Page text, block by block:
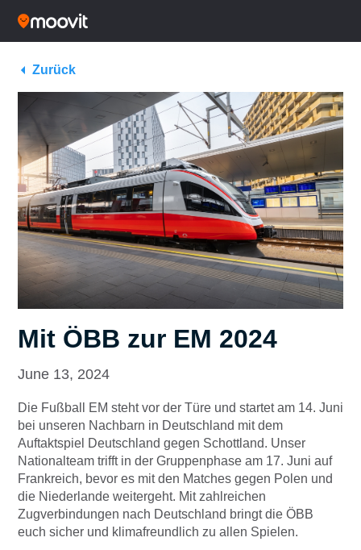
Zurück
Mit ÖBB zur EM 2024
June 13, 2024
Die Fußball EM steht vor der Türe und startet am 14. Juni
bei unseren Nachbarn in Deutschland mit dem
Auftaktspiel Deutschland gegen Schottland. Unser
Nationalteam trifft in der Gruppenphase am 17. Juni auf
Frankreich, bevor es mit den Matches gegen Polen und
die Niederlande weitergeht. Mit zahlreichen
Zugverbindungen nach Deutschland bringt die ÖBB
euch sicher und klimafreundlich zu allen Spielen.